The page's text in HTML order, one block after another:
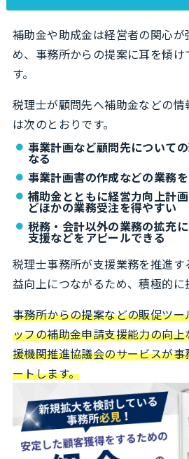
補助金や助成金は経営者の関心
め、事務所からの提案に耳を傾
す。
税理士が顧問先へ補助金などの
は次のとおりです。
事業計画など顧問先について
なる
事業計画書の作成などの業務
補助金とともに経営力向上計
どほかの業務受注を得やすい
税務・会計以外の業務の拡充
支援などをアピールできる
税理士事務所が支援業務を推進
益向上につながるため、積極的に
事務所からの提案などの販促ツ
ッフの補助金申請支援能力の向
援機関推進協議会のサービスが
ートします。